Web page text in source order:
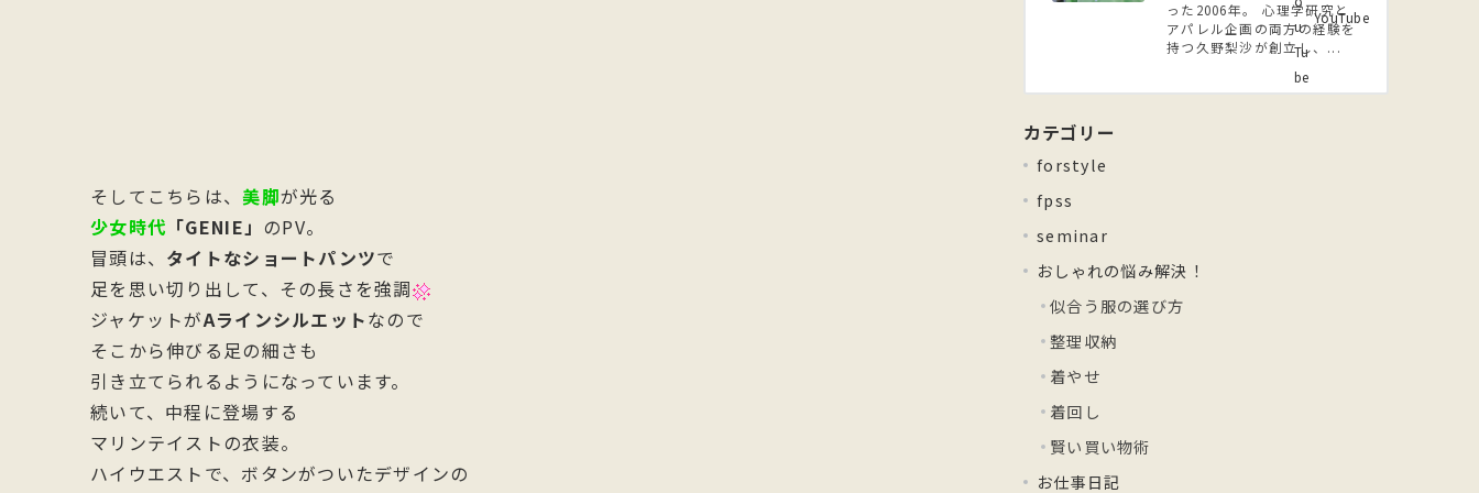
そしてこちらは、美脚が光る
少女時代 「GENIE」 のPV。
冒頭は、 タイトなショートパンツで
足を思い切り出して、その長さを強調
ジャケットがAラインシルエットなので
そこから伸びる足の細さも
引き立てられるようになっています。
続いて、中程に登場する
マリンテイストの衣装。
ハイウエストで、ボタンがついたデザインの
った2006年。 ⼼理学研究と
アパレル企画の両方の経験を
持つ久野梨沙が創立し、...
YouTube
カテゴリー
forstyle
fpss
seminar
おしゃれの悩み解決！
似合う服の選び方
整理収納
着やせ
着回し
賢い買い物術
お仕事日記